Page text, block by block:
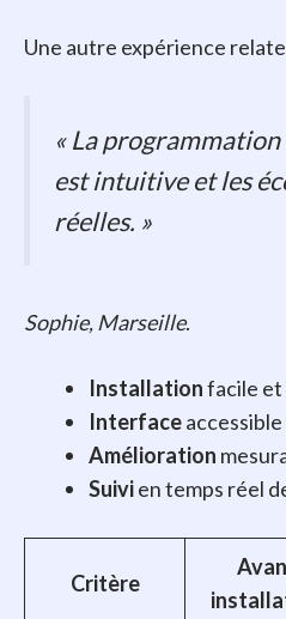
Une autre expérience
« La
est intuitive et les
réelles. »
Sophie, Marseille.
Installationfacile et
Interface
Amélioration
Suivien temps réel
Critère